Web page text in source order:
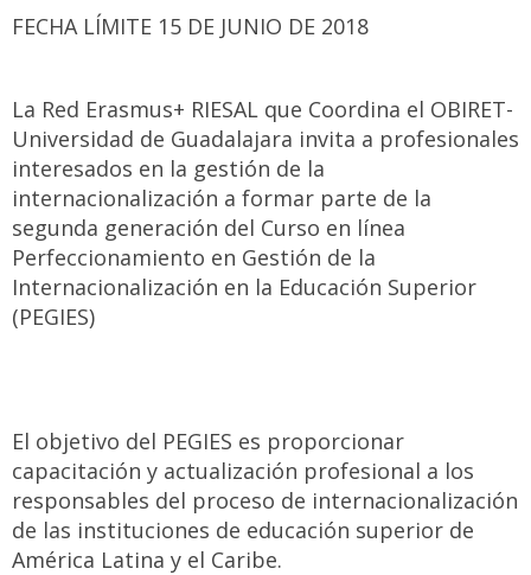
FECHA LÍMITE 15 DE JUNIO DE 2018
La Red Erasmus+ RIESAL que Coordina el OBIRET-
Universidad de Guadalajara invita a profesionales
interesados en la gestión de la
internacionalización a formar parte de la
segunda generación del Curso en línea
Perfeccionamiento en Gestión de la
Internacionalización en la Educación Superior
(PEGIES)
El objetivo del PEGIES es proporcionar
capacitación y actualización profesional a los
responsables del proceso de internacionalización
de las instituciones de educación superior de
América Latina y el Caribe.